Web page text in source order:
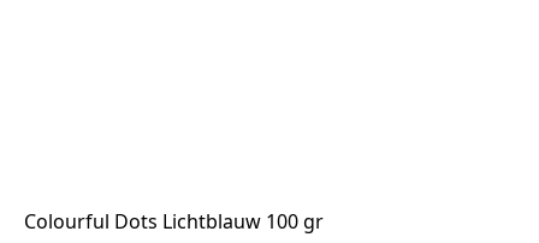
Colourful Dots Lichtblauw 100 gr